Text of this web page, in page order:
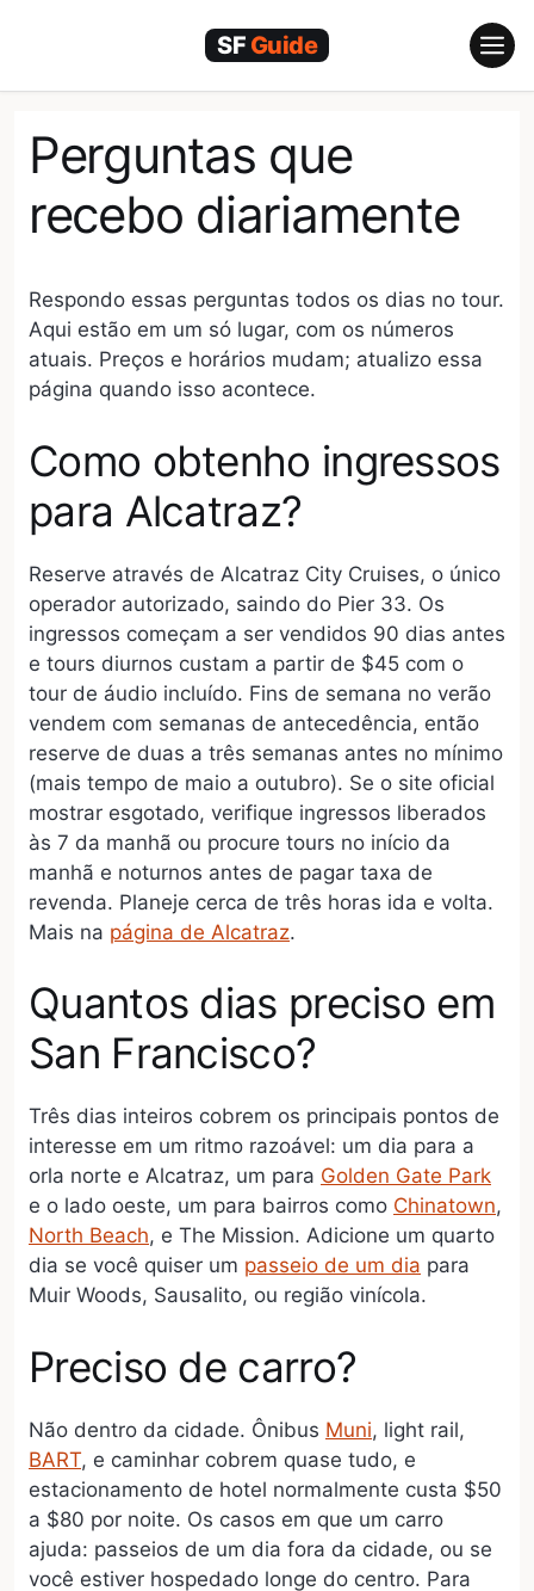
Perguntas que
recebo diariamente
Respondo essas perguntas todos os dias no tour.
Aqui estão em um só lugar, com os números
atuais. Preços e horários mudam; atualizo essa
página quando isso acontece.
Como obtenho ingressos
para Alcatraz?
Reserve através de Alcatraz City Cruises, o único
operador autorizado, saindo do Pier 33. Os
ingressos começam a ser vendidos 90 dias antes
e tours diurnos custam a partir de $45 com o
tour de áudio incluído. Fins de semana no verão
vendem com semanas de antecedência, então
reserve de duas a três semanas antes no mínimo
(mais tempo de maio a outubro). Se o site oficial
mostrar esgotado, verifique ingressos liberados
às 7 da manhã ou procure tours no início da
manhã e noturnos antes de pagar taxa de
revenda. Planeje cerca de três horas ida e volta.
Mais na página de Alcatraz.
Quantos dias preciso em
San Francisco?
Três dias inteiros cobrem os principais pontos de
interesse em um ritmo razoável: um dia para a
orla norte e Alcatraz, um para Golden Gate Park
e o lado oeste, um para bairros como Chinatown,
North Beach, e The Mission. Adicione um quarto
dia se você quiser um passeio de um dia para
Muir Woods, Sausalito, ou região vinícola.
Preciso de carro?
Não dentro da cidade. Ônibus Muni, light rail,
BART, e caminhar cobrem quase tudo, e
estacionamento de hotel normalmente custa $50
a $80 por noite. Os casos em que um carro
ajuda: passeios de um dia fora da cidade, ou se
você estiver hospedado longe do centro. Para